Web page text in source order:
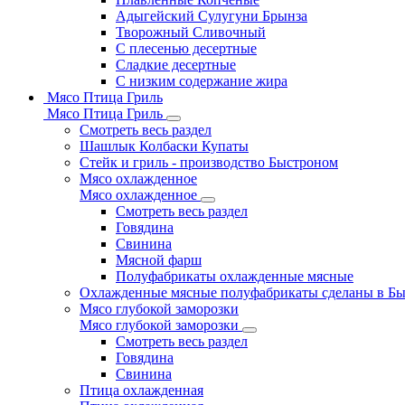
Адыгейский Сулугуни Брынза
Творожный Сливочный
С плесенью десертные
Сладкие десертные
С низким содержание жира
Мясо Птица Гриль
Мясо Птица Гриль
Смотреть весь раздел
Шашлык Колбаски Купаты
Стейк и гриль - производство Быстроном
Мясо охлажденное
Мясо охлажденное
Смотреть весь раздел
Говядина
Свинина
Мясной фарш
Полуфабрикаты охлажденные мясные
Охлажденные мясные полуфабрикаты сделаны в
Мясо глубокой заморозки
Мясо глубокой заморозки
Смотреть весь раздел
Говядина
Свинина
Птица охлажденная